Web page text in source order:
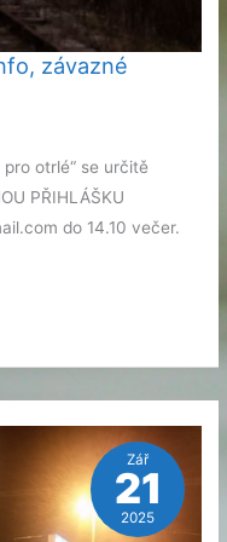
závazné
otrlé“ se určitě
PŘIHLÁŠKU
do 14.10 večer.
Zář
21
2025